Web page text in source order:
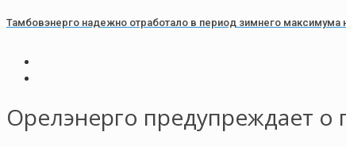
Тамбовэнерго надежно отработало в период зимнего максимума
Орелэнерго предупреждает о